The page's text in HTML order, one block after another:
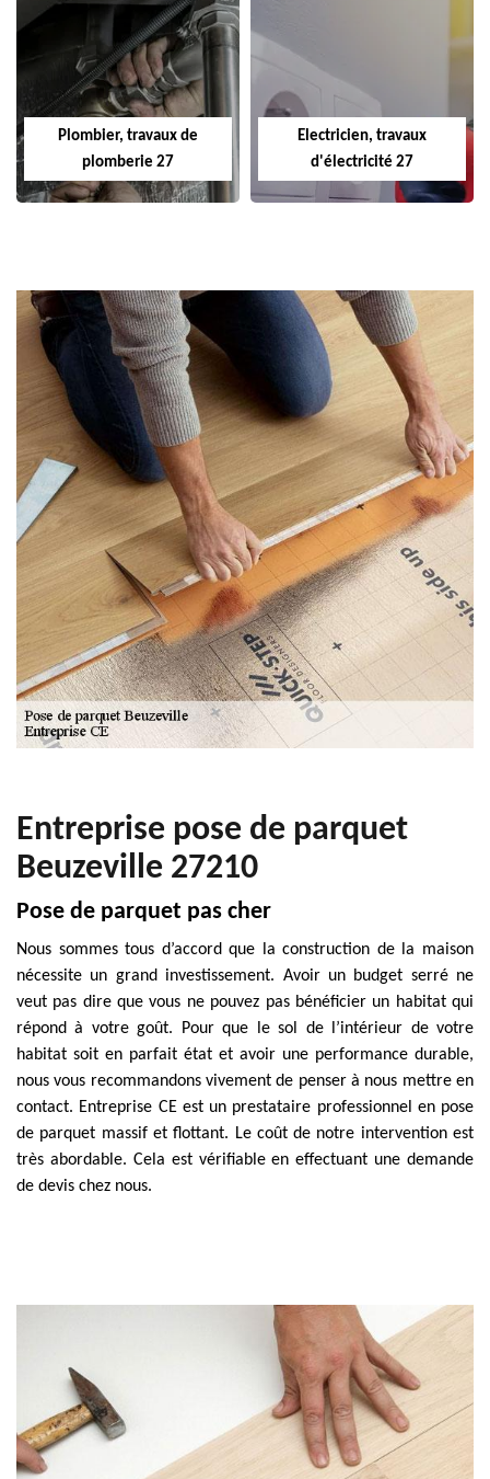
Plombier, travaux de
plomberie 27
Electricien, travaux
d'électricité 27
Entreprise pose de parquet
Beuzeville 27210
Pose de parquet pas cher
Nous sommes tous d’accord que la construction de la maison
nécessite un grand investissement. Avoir un budget serré ne
veut pas dire que vous ne pouvez pas bénéficier un habitat qui
répond à votre goût. Pour que le sol de l’intérieur de votre
habitat soit en parfait état et avoir une performance durable,
nous vous recommandons vivement de penser à nous mettre en
contact. Entreprise CE est un prestataire professionnel en pose
de parquet massif et flottant. Le coût de notre intervention est
très abordable. Cela est vérifiable en effectuant une demande
de devis chez nous.